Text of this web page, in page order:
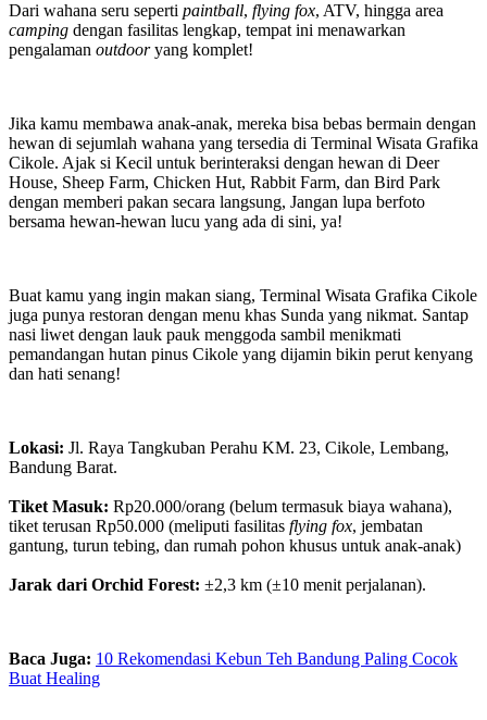
Dari wahana seru seperti paintball, flying fox, ATV, hingga area
camping dengan fasilitas lengkap, tempat ini menawarkan
pengalaman outdooryang komplet!
Jika kamu membawa anak-anak, mereka bisa bebas bermain dengan
hewan di sejumlah wahana yang tersedia di Terminal Wisata Grafika
Cikole. Ajak si Kecil untuk berinteraksi dengan hewan di Deer
House, Sheep Farm, Chicken Hut, Rabbit Farm, dan Bird Park
dengan memberi pakan secara langsung, Jangan lupa berfoto
bersama hewan-hewan lucu yang ada di sini, ya!
Buat kamu yang ingin makan siang, Terminal Wisata Grafika Cikole
juga punya restoran dengan menu khas Sunda yang nikmat. Santap
nasi liwet dengan lauk pauk menggoda sambil menikmati
pemandangan hutan pinus Cikole yang dijamin bikin perut kenyang
dan hati senang!
Lokasi: Jl. Raya Tangkuban Perahu KM. 23, Cikole, Lembang,
Bandung Barat.
Tiket Masuk: Rp20.000/orang (belum termasuk biaya wahana),
tiket terusan Rp50.000 (meliputi fasilitas flying fox, jembatan
gantung, turun tebing, dan rumah pohon khusus untuk anak-anak)
Jarak dari Orchid Forest: ±2,3 km (±10 menit perjalanan).
Baca Juga: 10 Rekomendasi Kebun Teh Bandung Paling Cocok
Buat Healing